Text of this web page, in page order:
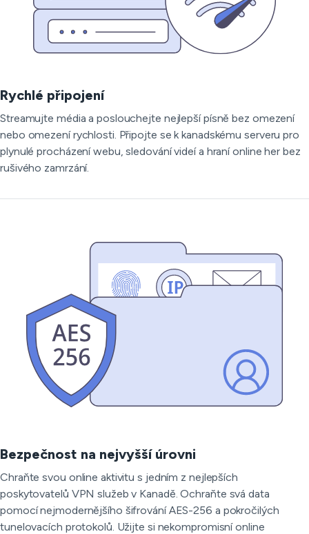
Rychlé připojení
Streamujte média a poslouchejte nejlepší písně bez omezení
nebo omezení rychlosti. Připojte se k kanadskému serveru pro
plynulé procházení webu, sledování videí a hraní online her bez
rušivého zamrzání.
Bezpečnost na nejvyšší úrovni
Chraňte svou online aktivitu s jedním z nejlepších
poskytovatelů VPN služeb v Kanadě. Ochraňte svá data
pomocí nejmodernějšího šifrování AES-256 a pokročilých
tunelovacích protokolů. Užijte si nekompromisní online